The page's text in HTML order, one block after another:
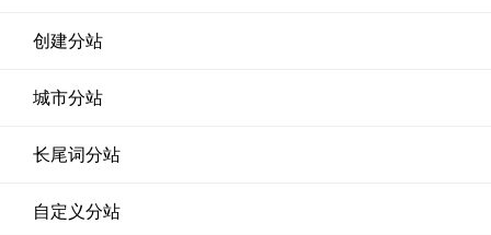
创建分站
城市分站
长尾词分站
自定义分站